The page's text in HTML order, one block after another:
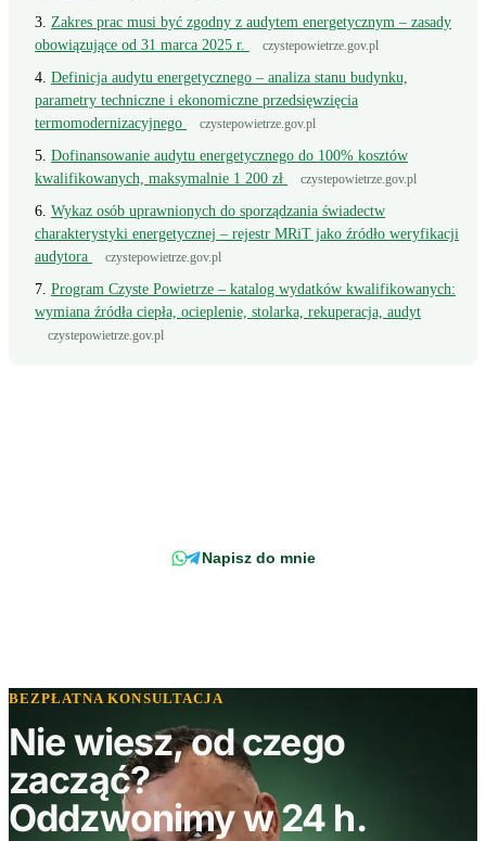
Zakres prac musi być zgodny z audytem energetycznym – zasady
obowiązujące od 31 marca 2025 r.
czystepowietrze.gov.pl
Definicja audytu energetycznego – analiza stanu budynku,
parametry techniczne i ekonomiczne przedsięwzięcia
termomodernizacyjnego
czystepowietrze.gov.pl
Dofinansowanie audytu energetycznego do 100% kosztów
kwalifikowanych, maksymalnie 1 200 zł
czystepowietrze.gov.pl
Wykaz osób uprawnionych do sporządzania świadectw
charakterystyki energetycznej – rejestr MRiT jako źródło weryfikacji
audytora
czystepowietrze.gov.pl
Program Czyste Powietrze – katalog wydatków kwalifikowanych:
wymiana źródła ciepła, ocieplenie, stolarka, rekuperacja, audyt
czystepowietrze.gov.pl
Napisz do mnie
BEZPŁATNA KONSULTACJA
Nie wiesz, od czego
zacząć?
Oddzwonimy w 24 h.